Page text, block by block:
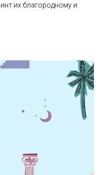
их благородному и